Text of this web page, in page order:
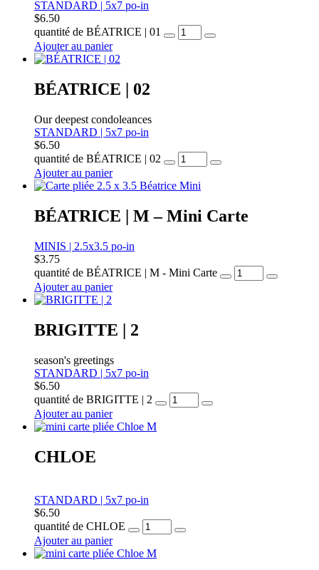
STANDARD | 5x7 po-in
$6.50
quantité de BÉATRICE | 01
Ajouter au panier
BÉATRICE | 02
Our deepest condoleances
STANDARD | 5x7 po-in
$6.50
quantité de BÉATRICE | 02
Ajouter au panier
BÉATRICE | M – Mini Carte
MINIS | 2.5x3.5 po-in
$3.75
quantité de BÉATRICE | M - Mini Carte
Ajouter au panier
BRIGITTE | 2
season's greetings
STANDARD | 5x7 po-in
$6.50
quantité de BRIGITTE | 2
Ajouter au panier
CHLOE
STANDARD | 5x7 po-in
$6.50
quantité de CHLOE
Ajouter au panier